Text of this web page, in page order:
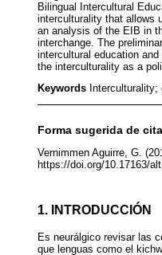
Bilingual Intercultural
interculturality that allows
an analysis of the EIB in
interchange. The
intercultural education
the interculturality as a
Keywords
Forma sugerida de
Vernimmen Aguirre, G.
https://doi.org/10.17163/
1. INTRODUCCIÓN
Es neurálgico revisar las
que lenguas como el